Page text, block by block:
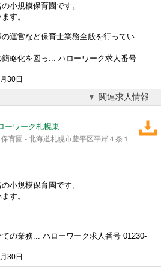
の小規模保育園です。
す。
運営など保育士業務全般を行ってい
略化を図っ... ハローワーク求人番号
30日
関連求人情報
ーワーク札幌東
園 - 北海道札幌市豊平区平岸４条１
の小規模保育園です。
す。
の業務... ハローワーク求人番号 01230-
30日